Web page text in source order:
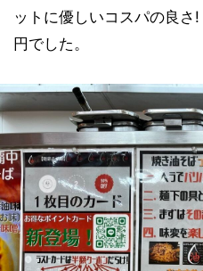
ットに優しいコスパの良
円でした。